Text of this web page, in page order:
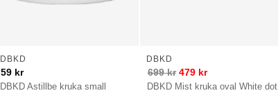
DBKD Astillbe kruka small
DBKD
59 kr
DBKD Mist kruka oval White dot
DBKD
699kr 479 kr